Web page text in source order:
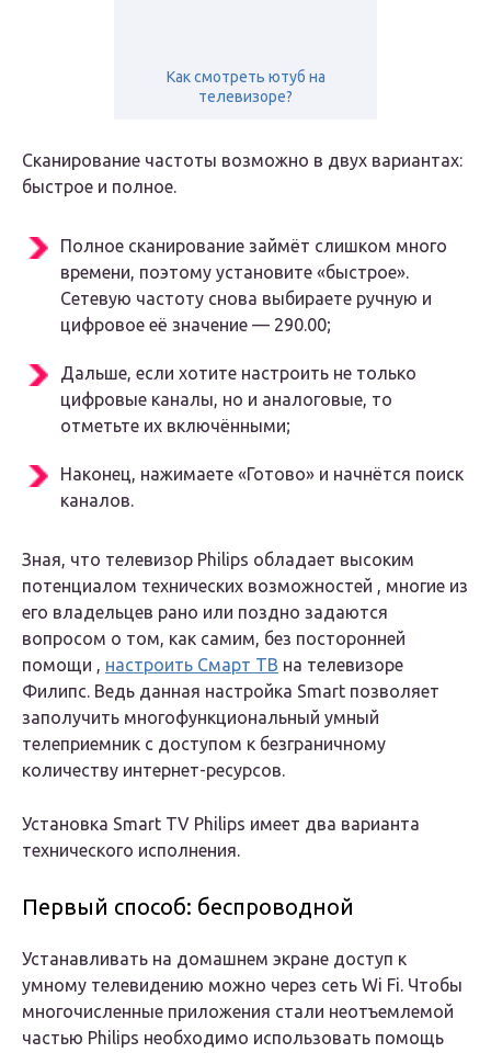
Как смотреть ютуб на
телевизоре?
Сканирование частоты возможно в двух вариантах:
быстрое и полное.
Полное сканирование займёт слишком много
времени, поэтому установите «быстрое».
Сетевую частоту снова выбираете ручную и
цифровое её значение — 290.00;
Дальше, если хотите настроить не только
цифровые каналы, но и аналоговые, то
отметьте их включёнными;
Наконец, нажимаете «Готово» и начнётся поиск
каналов.
Зная, что телевизор Philips обладает высоким
потенциалом технических возможностей , многие из
его владельцев рано или поздно задаются
вопросом о том, как самим, без посторонней
помощи , настроить Смарт ТВ на телевизоре
Филипс. Ведь данная настройка Smart позволяет
заполучить многофункциональный умный
телеприемник с доступом к безграничному
количеству интернет-ресурсов.
Установка Smart TV Philips имеет два варианта
технического исполнения.
Первый способ: беспроводной
Устанавливать на домашнем экране доступ к
умному телевидению можно через сеть Wi Fi. Чтобы
многочисленные приложения стали неотъемлемой
частью Philips необходимо использовать помощь